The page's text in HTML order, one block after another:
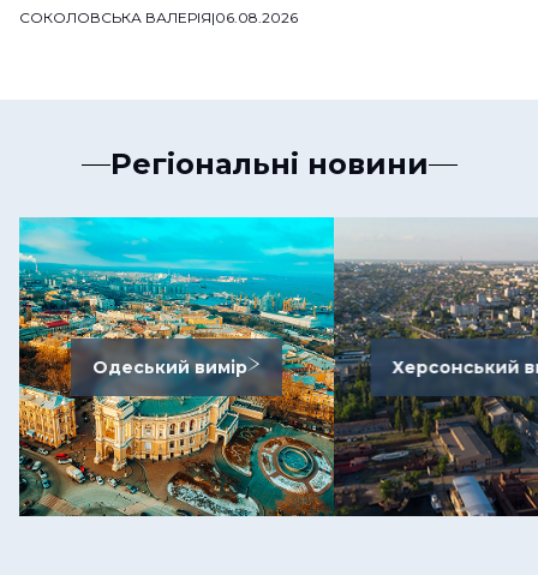
СОКОЛОВСЬКА ВАЛЕРІЯ|06.08.2026
Регіональні новини
Одеський вимір Херсонський